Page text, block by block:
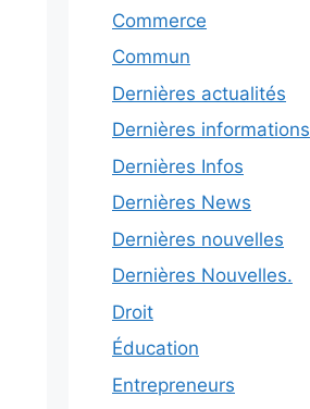
Commerce
Commun
Dernières actualités
Dernières informations
Dernières Infos
Dernières News
Dernières nouvelles
Dernières Nouvelles.
Droit
Éducation
Entrepreneurs